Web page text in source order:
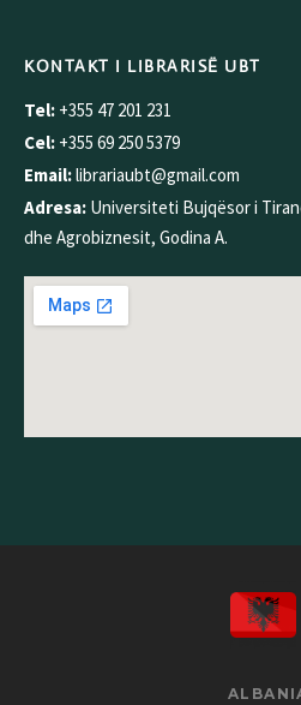
KONTAKT I LIBRARISË UBT
Tel: +355 47 201 231
Cel: +355 69 250 5379
Email:librariaubt@gmail.com
Adresa: Universiteti Bujqësor i
dhe Agrobiznesit, Godina A.